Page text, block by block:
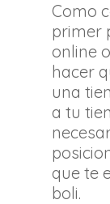
Como
primer
online
hacer
una
a tu
que te
boli.